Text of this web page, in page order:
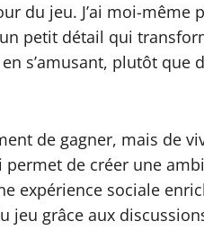
du jeu. J’ai moi-même
petit détail qui
s’amusant, plutôt
de gagner, mais de
de créer une
expérience sociale
grâce aux